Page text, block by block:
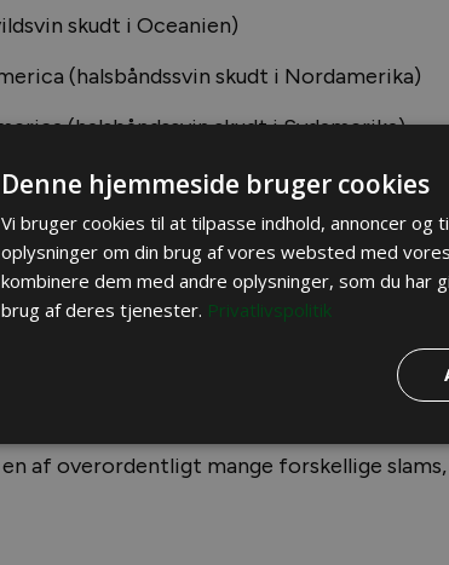
skudt i Oceanien)
(halsbåndssvin skudt i Nordamerika)
(halsbåndssvin skudt i Sydamerika)
America (hvidskægget navlesvin skudt i
America (hvidskægget navlesvin skudt i
nævnte arter, udløser det en guldmedalje –
arter. Den totale udgift løber derved
trofæjægere, er registreret med en
en af overordentligt mange forskellige
Denne hjemmeside bruger cookies
Vi bruger cookies til at tilpasse indhold, annoncer og
oplysninger om din brug af vores websted med
kombinere dem med andre oplysninger, som du har
brug af deres tjenester. Privatlivspolitik